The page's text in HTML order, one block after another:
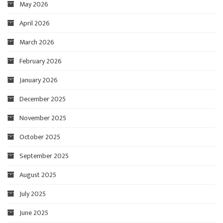
May 2026
April 2026
March 2026
February 2026
January 2026
December 2025
November 2025
October 2025
September 2025
August 2025
July 2025
June 2025